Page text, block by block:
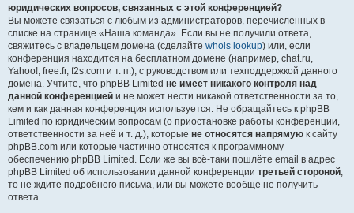
юридических вопросов, связанных с этой конференцией?
Вы можете связаться с любым из администраторов, перечисленных в
списке на странице «Наша команда». Если вы не получили ответа,
свяжитесь с владельцем домена (сделайте whois lookup) или, если
конференция находится на бесплатном домене (например, chat.ru,
Yahoo!, free.fr, f2s.com и т. п.), с руководством или техподдержкой данного
домена. Учтите, что phpBB Limited не имеет никакого контроля над
данной конференцией и не может нести никакой ответственности за то,
кем и как данная конференция используется. Не обращайтесь к phpBB
Limited по юридическим вопросам (о приостановке работы конференции,
ответственности за неё и т. д.), которые не относятся напрямую к сайту
phpBB.com или которые частично относятся к программному
обеспечению phpBB Limited. Если же вы всё-таки пошлёте email в адрес
phpBB Limited об использовании данной конференции третьей стороной,
то не ждите подробного письма, или вы можете вообще не получить
ответа.